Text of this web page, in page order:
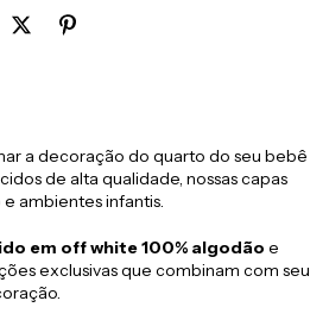
a decoração do quarto do seu bebê
de alta qualidade, nossas capas
ambientes infantis.
em off white 100% algodão e
exclusivas que combinam com seu